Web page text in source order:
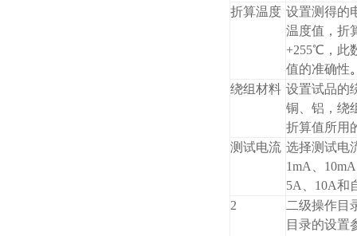
折算温度 设置测得的
温度值，折
+255℃，此
值的准确性
绕组材料 设置试品的
铜、铝，绕
折算值所用
测试电流 选择测试电
1mA、
5A、10A和
2
二级操作目
目录的设置